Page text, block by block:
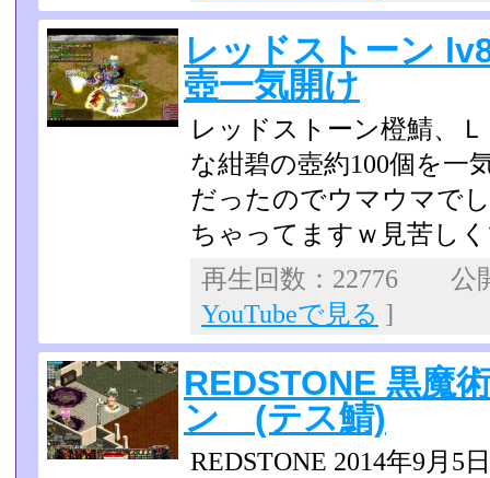
レッドストーン
壺一気開け
レッドストーン橙鯖、
な紺碧の壺約100個を一
だったのでウマウマで
ちゃってますｗ­見苦し
再生回数：22776 公
YouTubeで見る ]
REDSTONE 黒魔
ン (テス鯖)
REDSTONE 2014年9月5